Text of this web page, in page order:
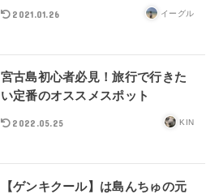
2021.01.26 イーグル
宮古島初心者必見！旅行で行きた
い定番のオススメスポット
2022.05.25 KIN
【ゲンキクール】は島んちゅの元